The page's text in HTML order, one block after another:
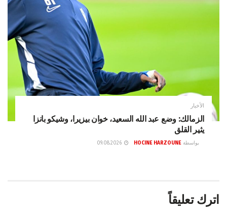
الأخبار
الزمالك: وضع عبد الله السعيد، خوان بيزيرا، وشيكو بانزا
يثير القلق
بواسطة HOCINE HARZOUNE
اترك تعليقاً